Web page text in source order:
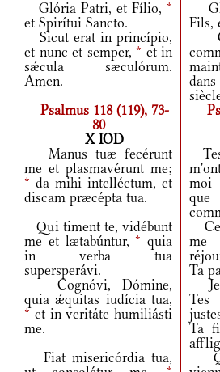
Glória Patri, et Fílio, *
et Spirítui Sancto.
Fils,
Sicut erat in princípio,
et nunc et semper, * et in
sǽcula sæculórum.
Amen.
Psalmus 118 (119), 73-
80
X IOD
Manus tuæ fecérunt
me et plasmavérunt me;
* da mihi intelléctum, et
discam præcépta tua.
moi
Qui timent te, vidébunt
me et lætabúntur,* quia
in verba tua
supersperávi.
Ta
Cognóvi, Dómine,
quia ǽquitas iudícia tua,
* et in veritáte humiliásti
me.
Je
Ta
Fiat misericórdia tua,